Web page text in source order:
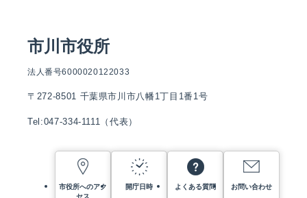
市川市役所
法人番号6000020122033
〒272-8501 千葉県市川市八幡1丁目1番1号
Tel:047-334-1111（代表）
市役所へのアク
セス
開庁日時 よくある質問 お問い合わせ